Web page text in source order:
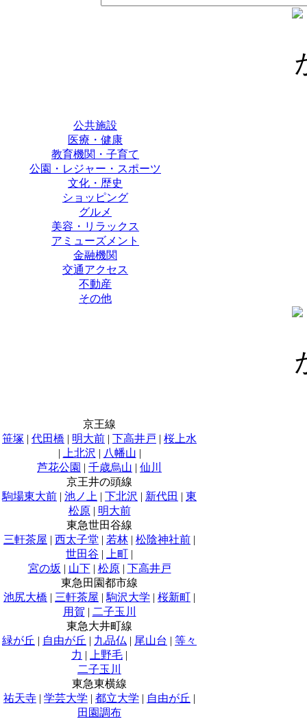
公共施設
医療・健康
教育機関・子育て
公園・レジャー・スポーツ
文化・歴史
ショッピング
グルメ
美容・リラックス
アミューズメント
金融機関
交通アクセス
不動産
その他
京王線
笹塚 | 代田橋 | 明大前 | 下高井戸 | 桜上水
|
上北沢 | 八幡山 |
芦花公園 | 千歳烏山 | 仙川
京王井の頭線
駒場東大前 | 池ノ上 | 下北沢 | 新代田 | 東
松原| 明大前
東急世田谷線
三軒茶屋 | 西太子堂 | 若林 | 松陰神社前 |
世田谷 | 上町 |
宮の坂 | 山下| 松原| 下高井戸
東急田園都市線
池尻大橋 | 三軒茶屋 | 駒沢大学 | 桜新町 |
用賀 | 二子玉川
東急大井町線
緑が丘 | 自由が丘 | 九品仏 | 尾山台 | 等々
力 | 上野毛 |
二子玉川
東急東横線
祐天寺 | 学芸大学 | 都立大学 | 自由が丘 |
田園調布